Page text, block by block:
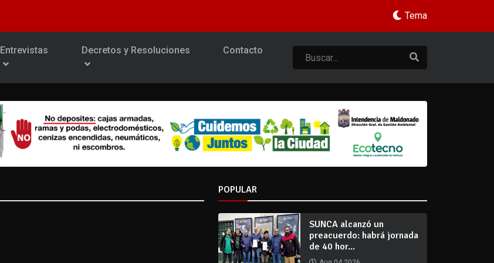
Tema
Entrevistas Decretos y Resoluciones Contacto
POPULAR
SUNCA alcanzó un
preacuerdo: habrá jornada
de 40 hor...